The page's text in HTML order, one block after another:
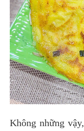
Không những vậy,